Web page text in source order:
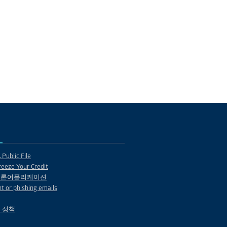
Public File
Your Credit
어플리케이션
or phishing emails
정책